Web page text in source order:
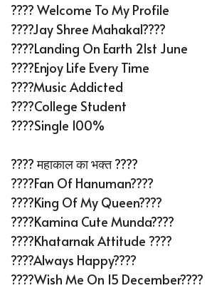
???? Welcome To My Profile
????Jay Shree Mahakal????
????Landing On Earth 21st June
????Enjoy Life Every Time
????Music Addicted
????College Student
????Single 100%
???? महाकाल का भक्त ????
????Fan Of Hanuman????
????King Of My Queen????
????Kamina Cute Munda????
????Khatarnak Attitude ????
????Always Happy????
????Wish Me On 15 December????